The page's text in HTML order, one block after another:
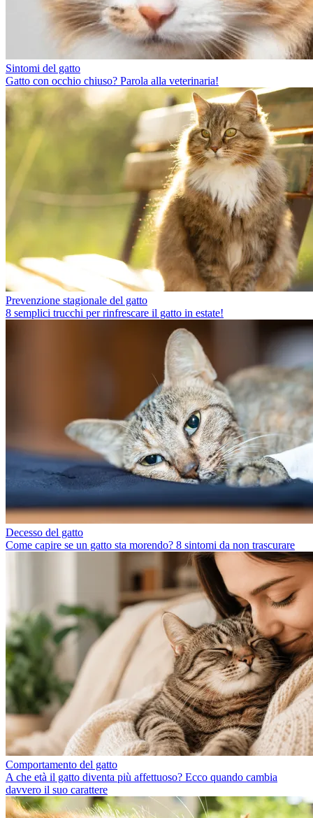
Sintomi del gatto
Gatto con occhio chiuso? Parola alla veterinaria!
Prevenzione stagionale del gatto
8 semplici trucchi per rinfrescare il gatto in estate!
Decesso del gatto
Come capire se un gatto sta morendo? 8 sintomi da non trascurare
Comportamento del gatto
A che età il gatto diventa più affettuoso? Ecco quando cambia
davvero il suo carattere